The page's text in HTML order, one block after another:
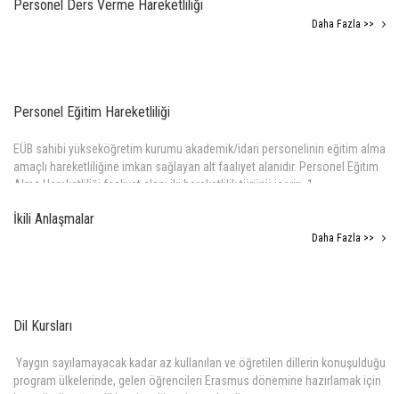
Personel Ders Verme Hareketliliği
Daha Fazla >>
Personel Eğitim Hareketliliği
EÜB sahibi yükseköğretim kurumu akademik/idari personelinin eğitim alma
amaçlı hareketliliğine imkan sağlayan alt faaliyet alanıdır. Personel Eğitim
Alma Hareketliliği faaliyet alanı iki hareketlilik türünü içerir: 1.
İkili Anlaşmalar
Daha Fazla >>
Dil Kursları
Yaygın sayılamayacak kadar az kullanılan ve öğretilen dillerin konuşulduğu
program ülkelerinde, gelen öğrencileri Erasmus dönemine hazırlamak için